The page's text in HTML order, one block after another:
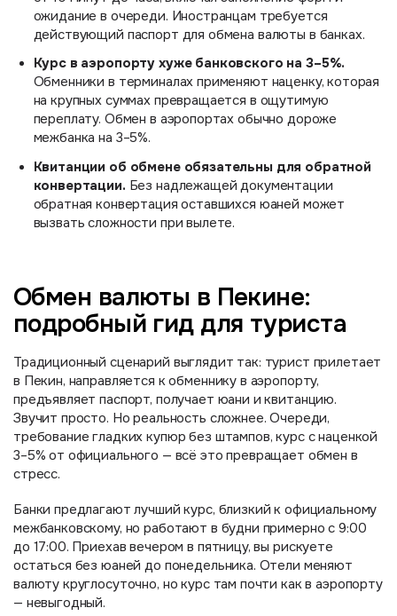
ожидание в очереди. Иностранцам требуется
действующий паспорт для обмена валюты в банках.
Курс в аэропорту хуже банковского на 3–5%.
Обменники в терминалах применяют наценку, которая
на крупных суммах превращается в ощутимую
переплату. Обмен в аэропортах обычно дороже
межбанка на 3–5%.
Квитанции об обмене обязательны для обратной
конвертации. Без надлежащей документации
обратная конвертация оставшихся юаней может
вызвать сложности при вылете.
Обмен валюты в Пекине:
подробный гид для туриста
Традиционный сценарий выглядит так: турист прилетает
в Пекин, направляется к обменнику в аэропорту,
предъявляет паспорт, получает юани и квитанцию.
Звучит просто. Но реальность сложнее. Очереди,
требование гладких купюр без штампов, курс с наценкой
3–5% от официального — всё это превращает обмен в
стресс.
Банки предлагают лучший курс, близкий к официальному
межбанковскому, но работают в будни примерно с 9:00
до 17:00. Приехав вечером в пятницу, вы рискуете
остаться без юаней до понедельника. Отели меняют
валюту круглосуточно, но курс там почти как в аэропорту
— невыгодный.